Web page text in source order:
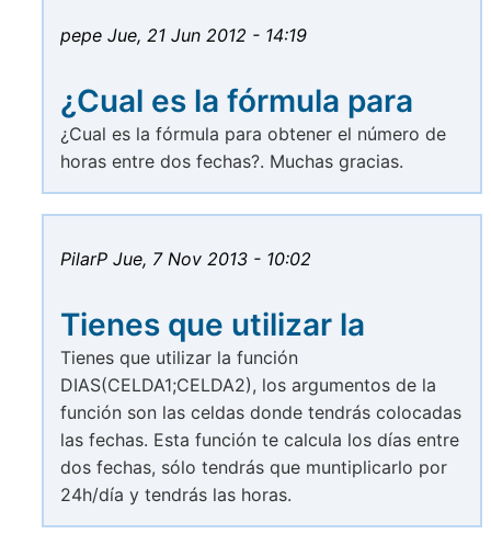
pepe Jue, 21 Jun 2012 - 14:19
¿Cual es la fórmula para
¿Cual es la fórmula para obtener el número de
horas entre dos fechas?. Muchas gracias.
PilarP Jue, 7 Nov 2013 - 10:02
Tienes que utilizar la
Tienes que utilizar la función
DIAS(CELDA1;CELDA2), los argumentos de la
función son las celdas donde tendrás colocadas
las fechas. Esta función te calcula los días entre
dos fechas, sólo tendrás que muntiplicarlo por
24h/día y tendrás las horas.